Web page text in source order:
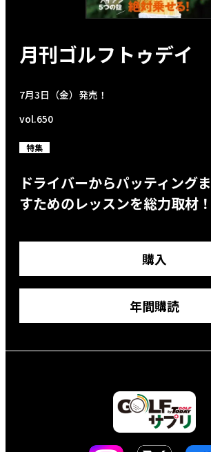
月刊ゴルフトゥデイ
7月3日（金）発売！
vol.650
特集
ドライバーからパッティング
すためのレッスンを総力取材！
購入
年間購読